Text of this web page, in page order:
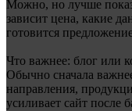
Можно, но лучше
зависит цена, какие
готовится
Что важнее: блог или
Обычно сначала
направления,
усиливает сайт после